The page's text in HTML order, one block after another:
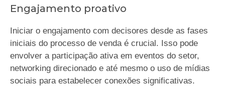
Engajamento proativo
Iniciar o engajamento com decisores desde as fases
iniciais do processo de venda é crucial. Isso pode
envolver a participação ativa em eventos do setor,
networking direcionado e até mesmo o uso de mídias
sociais para estabelecer conexões significativas.